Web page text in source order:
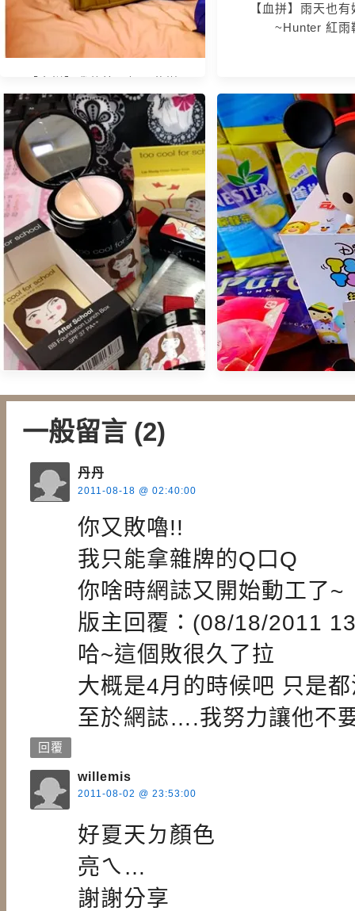
~Mulberry Alexa Bag
【血拼】雨天也
~Hunter 紅雨
【12 Hi．Seoul 】- TOO COOL
牌大分享
一般留言 (2)
丹丹
2011-08-18 @ 02:40:00
你又敗嚕!!
我只能拿雜牌的Q口Q
你啥時網誌又開始動工了~
版主回覆：(08/18/2011
哈~這個敗很久了拉
大概是4月的時候吧 只是
至於網誌….我努力讓他不
回覆
willemis
2011-08-02 @ 23:53:00
好夏天ㄉ顏色
亮ㄟ…
謝謝分享